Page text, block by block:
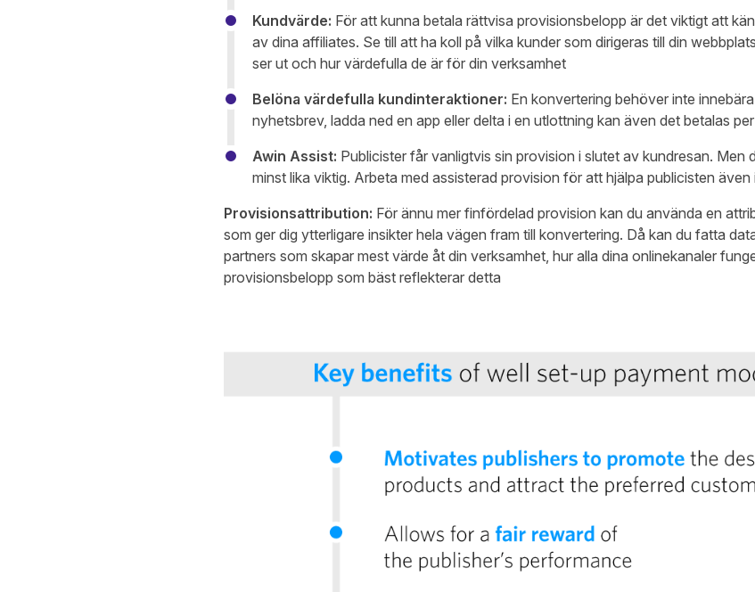
Kundvärde: För att kunna betala rättvisa provisionsbelopp är det viktigt att
av dina affiliates. Se till att ha koll på vilka kunder som dirigeras till din
ser ut och hur värdefulla de är för din verksamhet
Belöna värdefulla kundinteraktioner: En konvertering behöver inte
nyhetsbrev, ladda ned en app eller delta i en utlottning kan även det betalas
Awin Assist: Publicister får vanligtvis sin provision i slutet av kundresan. Men
minst lika viktig. Arbeta med assisterad provision för att hjälpa publicisten
Provisionsattribution: För ännu mer finfördelad provision kan du använda en
som ger dig ytterligare insikter hela vägen fram till konvertering. Då kan du fatta
partners som skapar mest värde åt din verksamhet, hur alla dina onlinekanaler
provisionsbelopp som bäst reflekterar detta